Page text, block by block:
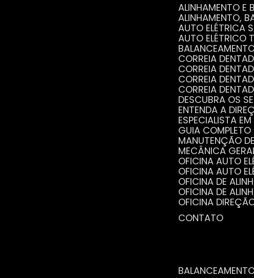
ALINHAMENTO
ALINHAMENTO,
AUTO
AUTO
CORREIA
CORREIA
CORREIA
CORREIA
DESCUBRA OS
ENTENDA A
ESPECIALISTA
GUIA
MANUTENÇÃO
MECÂNICA
OFICINA AUTO
OFICINA AUTO
OFICINA DE
OFICINA DE
OFICINA
OFICINA
POR QUE A
SERVIÇO DE
VANTAGENS
CONTATO